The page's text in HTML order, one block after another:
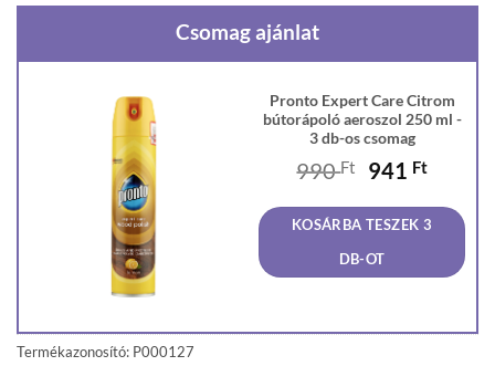
Csomag ajánlat
Pronto Expert Care Citrom
bútorápoló aeroszol 250 ml -
3 db-os csomag
990Ft
Original
was:
990 Ft.
941 Ft
is:
941
KOSÁRBA TESZEK 3
DB-OT
Termékazonosító: P000127